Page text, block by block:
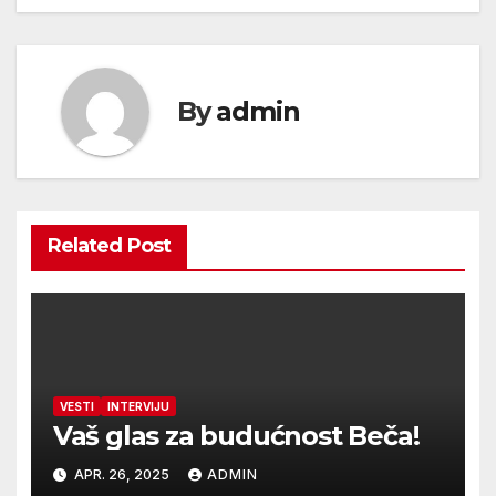
Byadmin
Related Post
VESTI INTERVIJU
Vaš glas za budućnost Beča!
APR. 26, 2025 ADMIN